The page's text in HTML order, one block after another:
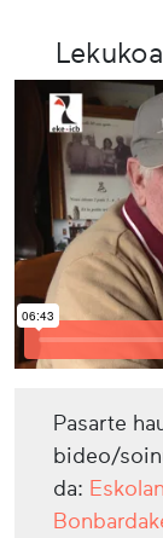
Pasarte
bideo/
da: